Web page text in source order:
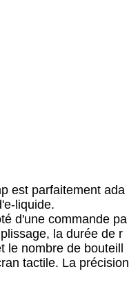
est parfaitement ada
liquide.
d'une commande pa
la durée de r
nombre de bouteill
tactile. La précision